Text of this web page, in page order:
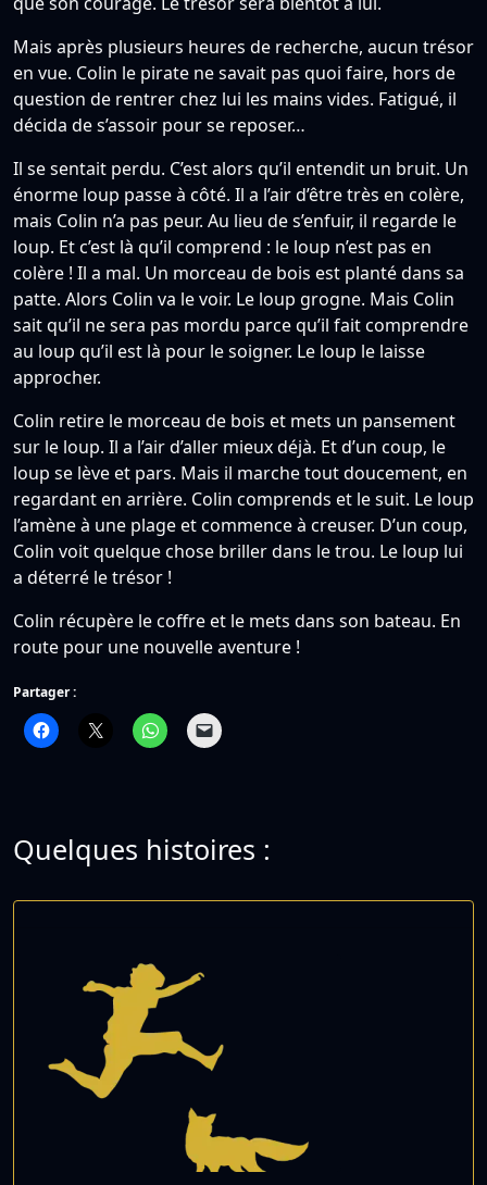
Mais après plusieurs heures de recherche, aucun trésor
en vue. Colin le pirate ne savait pas quoi faire, hors de
question de rentrer chez lui les mains vides. Fatigué, il
décida de s’assoir pour se reposer…
Il se sentait perdu. C’est alors qu’il entendit un bruit. Un
énorme loup passe à côté. Il a l’air d’être très en colère,
mais Colin n’a pas peur. Au lieu de s’enfuir, il regarde le
loup. Et c’est là qu’il comprend : le loup n’est pas en
colère ! Il a mal. Un morceau de bois est planté dans sa
patte. Alors Colin va le voir. Le loup grogne. Mais Colin
sait qu’il ne sera pas mordu parce qu’il fait comprendre
au loup qu’il est là pour le soigner. Le loup le laisse
approcher.
Colin retire le morceau de bois et mets un pansement
sur le loup. Il a l’air d’aller mieux déjà. Et d’un coup, le
loup se lève et pars. Mais il marche tout doucement, en
regardant en arrière. Colin comprends et le suit. Le loup
l’amène à une plage et commence à creuser. D’un coup,
Colin voit quelque chose briller dans le trou. Le loup lui
a déterré le trésor !
Colin récupère le coffre et le mets dans son bateau. En
route pour une nouvelle aventure !
Partager :
Quelques histoires :